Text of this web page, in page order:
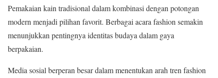
Pemakaian kain tradisional dalam kombinasi dengan potongan
modern menjadi pilihan favorit. Berbagai acara fashion semakin
menunjukkan pentingnya identitas budaya dalam gaya
berpakaian.
Media sosial berperan besar dalam menentukan arah tren fashion